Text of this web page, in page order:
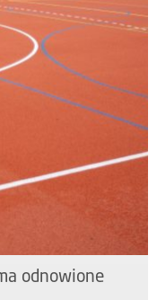
odnowione